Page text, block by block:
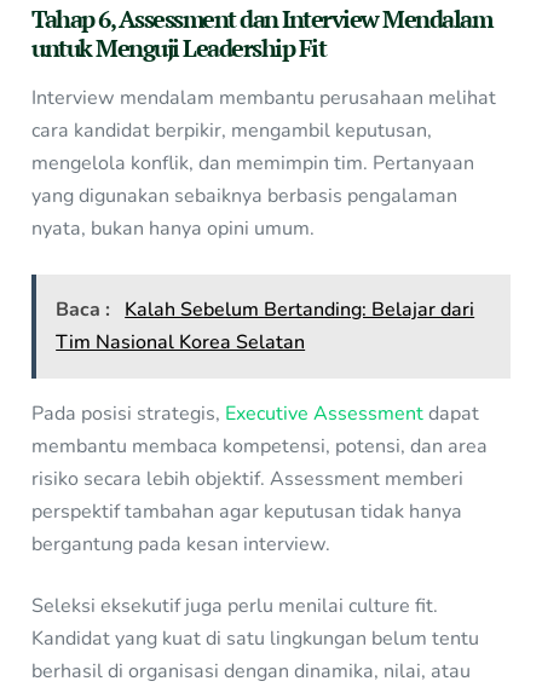
Tahap 6, Assessment dan Interview Mendalam
untuk Menguji Leadership Fit
Interview mendalam membantu perusahaan melihat
cara kandidat berpikir, mengambil keputusan,
mengelola konflik, dan memimpin tim. Pertanyaan
yang digunakan sebaiknya berbasis pengalaman
nyata, bukan hanya opini umum.
Baca :
Kalah Sebelum Bertanding: Belajar dari
Tim Nasional Korea Selatan
Pada posisi strategis, Executive Assessmentdapat
membantu membaca kompetensi, potensi, dan area
risiko secara lebih objektif. Assessment memberi
perspektif tambahan agar keputusan tidak hanya
bergantung pada kesan interview.
Seleksi eksekutif juga perlu menilai culture fit.
Kandidat yang kuat di satu lingkungan belum tentu
berhasil di organisasi dengan dinamika, nilai, atau